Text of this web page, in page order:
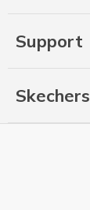
Support
Skechers